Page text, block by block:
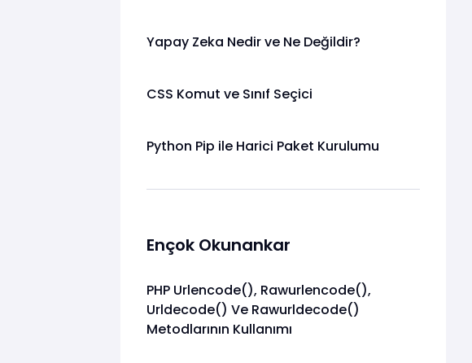
Yapay Zeka Nedir ve Ne Değildir?
CSS Komut ve Sınıf Seçici
Python Pip ile Harici Paket Kurulumu
Ençok Okunankar
PHP Urlencode(), Rawurlencode(),
Urldecode() Ve Rawurldecode()
Metodlarının Kullanımı